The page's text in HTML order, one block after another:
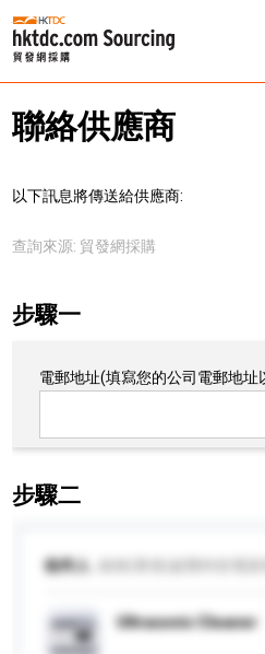
聯絡供應商
以下訊息將傳送給供應商:
查詢來源: 貿發網採購
步驟一
電郵地址(填寫您的公司電郵地址
步驟二
收件人
Ultrasonic Cleaner